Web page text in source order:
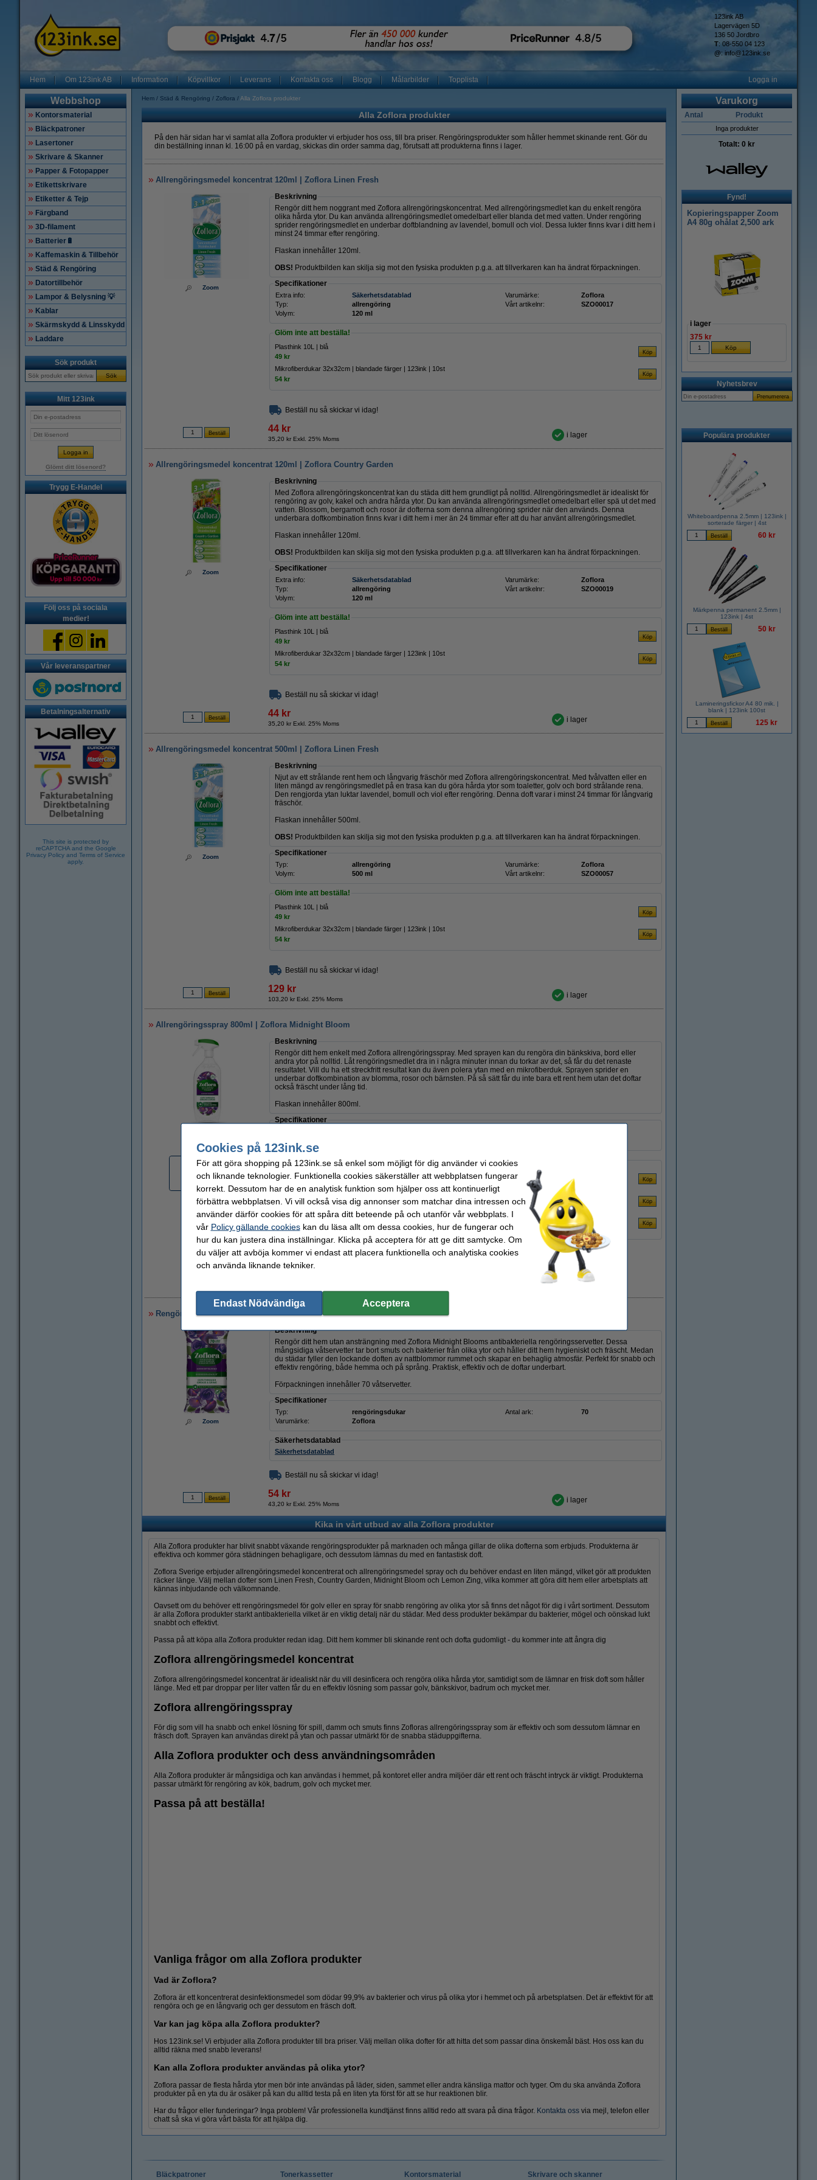
123ink AB
Lagervägen 5D
136 50 Jordbro
T: 08-550 04 123
@: info@123ink.se
Hem Om 123ink AB Information Köpvillkor Leverans Kontakta oss Blogg Målarbilder Topplista Logga in
Webbshop
Kontorsmaterial
Bläckpatroner
Lasertoner
Skrivare & Skanner
Papper & Fotopapper
Etikettskrivare
Etiketter & Tejp
Färgband
3D-filament
Batterier🔋
Kaffemaskin & Tillbehör
Städ & Rengöring
Datortillbehör
Lampor & Belysning 💡
Kablar
Skärmskydd & Linsskydd
Laddare
Sök produkt
Sök
Mitt 123ink
Glömt ditt lösenord?
Trygg E-Handel
Följ oss på sociala
medier!
Vår leveranspartner
Betalningsalternativ
This site is protected by
reCAPTCHA and the Google
Privacy Policy and Terms of Service
apply.
Hem Städ & Rengöring Zoflora Alla Zoflora produkter
Alla Zoflora produkter
På den här sidan har vi samlat alla Zoflora produkter vi erbjuder hos oss, till bra priser. Rengöringsprodukter som håller hemmet skinande rent. Gör du
din beställning innan kl. 16:00 på en vardag, skickas din order samma dag, förutsatt att produkterna finns i lager.
Allrengöringsmedel koncentrat 120ml | Zoflora Linen Fresh
Zoom
Beskrivning
Rengör ditt hem noggrant med Zoflora allrengöringskoncentrat. Med allrengöringsmedlet kan du enkelt rengöra
olika hårda ytor. Du kan använda allrengöringsmedlet omedelbart eller blanda det med vatten. Under rengöring
sprider rengöringsmedlet en underbar doftblandning av lavendel, bomull och viol. Dessa lukter finns kvar i ditt hem i
minst 24 timmar efter rengöring.
Flaskan innehåller 120ml.
OBS! Produktbilden kan skilja sig mot den fysiska produkten p.g.a. att tillverkaren kan ha ändrat förpackningen.
Specifikationer
Extra info: Säkerhetsdatablad Varumärke:
Zoflora
Typ:
allrengöring Vårt artikelnr:
SZO00017
Volym:
120 ml
Glöm inte att beställa!
Plasthink 10L | blå
49 kr
Mikrofiberdukar 32x32cm | blandade färger | 123ink | 10st
54 kr
Beställ nu så skickar vi idag!
44 kr
35,20 kr Exkl. 25% Moms i lager
Allrengöringsmedel koncentrat 120ml | Zoflora Country Garden
Zoom
Beskrivning
Med Zoflora allrengöringskoncentrat kan du städa ditt hem grundligt på nolltid. Allrengöringsmedlet är idealiskt för
rengöring av golv, kakel och andra hårda ytor. Du kan använda allrengöringsmedlet omedelbart eller spä ut det med
vatten. Blossom, bergamott och rosor är dofterna som denna allrengöring sprider när den används. Denna
underbara doftkombination finns kvar i ditt hem i mer än 24 timmar efter att du har använt allrengöringsmedlet.
Flaskan innehåller 120ml.
OBS! Produktbilden kan skilja sig mot den fysiska produkten p.g.a. att tillverkaren kan ha ändrat förpackningen.
Specifikationer
Extra info: Säkerhetsdatablad Varumärke:
Zoflora
Typ:
allrengöring Vårt artikelnr:
SZO00019
Volym:
120 ml
Glöm inte att beställa!
Plasthink 10L | blå
49 kr
Mikrofiberdukar 32x32cm | blandade färger | 123ink | 10st
54 kr
Beställ nu så skickar vi idag!
44 kr
35,20 kr Exkl. 25% Moms i lager
Allrengöringsmedel koncentrat 500ml | Zoflora Linen Fresh
Zoom
Beskrivning
Njut av ett strålande rent hem och långvarig fräschör med Zoflora allrengöringskoncentrat. Med tvålvatten eller en
liten mängd av rengöringsmedlet på en trasa kan du göra hårda ytor som toaletter, golv och bord strålande rena.
Den rengjorda ytan luktar lavendel, bomull och viol efter rengöring. Denna doft varar i minst 24 timmar för långvarig
fräschör.
Flaskan innehåller 500ml.
OBS! Produktbilden kan skilja sig mot den fysiska produkten p.g.a. att tillverkaren kan ha ändrat förpackningen.
Specifikationer
Typ: allrengöring Varumärke:
Zoflora
Volym:
500 ml Vårt artikelnr: SZO00057
Glöm inte att beställa!
Plasthink 10L | blå
49 kr
Mikrofiberdukar 32x32cm | blandade färger | 123ink | 10st
54 kr
Beställ nu så skickar vi idag!
129 kr
103,20 kr Exkl. 25% Moms i lager
Allrengöringsspray 800ml | Zoflora Midnight Bloom
Beskrivning
Rengör ditt hem enkelt med Zoflora allrengöringsspray. Med sprayen kan du rengöra din bänkskiva, bord eller
andra ytor på nolltid. Låt rengöringsmedlet dra in i några minuter innan du torkar av det, så får du det renaste
resultatet. Vill du ha ett streckfritt resultat kan du även polera ytan med en mikrofiberduk. Sprayen sprider en
underbar doftkombination av blomma, rosor och bärnsten. På så sätt får du inte bara ett rent hem utan det doftar
också fräscht under lång tid.
Flaskan innehåller 800ml.
Specifikationer
Glöm inte att beställa!
Mikrofiberdukar 32x32cm | blandade färger | 123ink | 10st
39 kr
Scrub Mommy svamp lila
42 kr
Beställ nu så skickar vi idag!
i lager
Rengöringsservetter 70st | Zoflora Midnight Blooms
Zoom
Beskrivning
Rengör ditt hem utan ansträngning med Zoflora Midnight Blooms antibakteriella rengöringsservetter. Dessa
mångsidiga våtservetter tar bort smuts och bakterier från olika ytor och håller ditt hem hygieniskt och fräscht. Medan
du städar fyller den lockande doften av nattblommor rummet och skapar en behaglig atmosfär. Perfekt för snabb och
effektiv rengöring, både hemma och på språng. Praktisk, effektiv och de doftar underbart.
Förpackningen innehåller 70 våtservetter.
Specifikationer
Typ: rengöringsdukar Antal ark:
70
Varumärke:
Zoflora
Säkerhetsdatablad
Säkerhetsdatablad
Beställ nu så skickar vi idag!
54 kr
43,20 kr Exkl. 25% Moms i lager
Kika in vårt utbud av alla Zoflora produkter
Alla Zoflora produkter har blivit snabbt växande rengöringsprodukter på marknaden och många gillar de olika dofterna som erbjuds. Produkterna är
effektiva och kommer göra städningen behagligare, och dessutom lämnas du med en fantastisk doft.
Zoflora Sverige erbjuder allrengöringsmedel koncentrerat och allrengöringsmedel spray och du behöver endast en liten mängd, vilket gör att produkten
räcker länge. Välj mellan dofter som Linen Fresh, Country Garden, Midnight Bloom och Lemon Zing, vilka kommer att göra ditt hem eller arbetsplats att
kännas inbjudande och välkomnande.
Oavsett om du behöver ett rengöringsmedel för golv eller en spray för snabb rengöring av olika ytor så finns det något för dig i vårt sortiment. Dessutom
är alla Zoflora produkter starkt antibakteriella vilket är en viktig detalj när du städar. Med dess produkter bekämpar du bakterier, mögel och oönskad lukt
snabbt och effektivt.
Passa på att köpa alla Zoflora produkter redan idag. Ditt hem kommer bli skinande rent och dofta gudomligt - du kommer inte att ångra dig
Zoflora allrengöringsmedel koncentrat
Zoflora allrengöringsmedel koncentrat är idealiskt när du vill desinficera och rengöra olika hårda ytor, samtidigt som de lämnar en frisk doft som håller
länge. Med ett par droppar per liter vatten får du en effektiv lösning som passar golv, bänkskivor, badrum och mycket mer.
Zoflora allrengöringsspray
För dig som vill ha snabb och enkel lösning för spill, damm och smuts finns Zofloras allrengöringsspray som är effektiv och som dessutom lämnar en
fräsch doft. Sprayen kan användas direkt på ytan och passar utmärkt för de snabba städuppgifterna.
Alla Zoflora produkter och dess användningsområden
Alla Zoflora produkter är mångsidiga och kan användas i hemmet, på kontoret eller andra miljöer där ett rent och fräscht intryck är viktigt. Produkterna
passar utmärkt för rengöring av kök, badrum, golv och mycket mer.
Passa på att beställa!
Toalettrengöring Yugou
Vanliga frågor om alla Zoflora produkter
Vad är Zoflora?
Zoflora är ett koncentrerat desinfektionsmedel som dödar 99,9% av bakterier och virus på olika ytor i hemmet och på arbetsplatsen. Det är effektivt för att
rengöra och ge en långvarig och ger dessutom en fräsch doft.
Var kan jag köpa alla Zoflora produkter?
Hos 123ink.se! Vi erbjuder alla Zoflora produkter till bra priser. Välj mellan olika dofter för att hitta det som passar dina önskemål bäst. Hos oss kan du
alltid räkna med snabb leverans!
Kan alla Zoflora produkter användas på olika ytor?
Zoflora passar de flesta hårda ytor men bör inte användas på läder, siden, sammet eller andra känsliga mattor och tyger. Om du ska använda Zoflora
produkter på en yta du är osäker på kan du alltid testa på en liten yta först för att se hur reaktionen blir.
Har du frågor eller funderingar? Inga problem! Vår professionella kundtjänst finns alltid redo att svara på dina frågor. Kontakta oss via mejl, telefon eller
chatt så ska vi göra vårt bästa för att hjälpa dig.
Varukorg
Antal Produkt
Inga produkter
Totalt: 0 kr
Fynd!
Kopieringspapper Zoom
A4 80g ohålat 2,500 ark
i lager
375 kr
Nyhetsbrev
Populära produkter
Whiteboardpenna 2.5mm | 123ink |
sorterade färger | 4st
60 kr
Märkpenna permanent 2.5mm |
123ink | 4st
50 kr
Lamineringsfickor A4 80 mik. |
blank | 123ink 100st
125 kr
Bläckpatroner Tonerkassetter Kontorsmaterial Skrivare och skanner
Cookies på 123ink.se
För att göra shopping på 123ink.se så enkel som möjligt för dig använder vi cookies
och liknande teknologier. Funktionella cookies säkerställer att webbplatsen fungerar
korrekt. Dessutom har de en analytisk funktion som hjälper oss att kontinuerligt
förbättra webbplatsen. Vi vill också visa dig annonser som matchar dina intressen och
använder därför cookies för att spåra ditt beteende på och utanför vår webbplats. I
vår Policy gällande cookieskan du läsa allt om dessa cookies, hur de fungerar och
hur du kan justera dina inställningar. Klicka på acceptera för att ge ditt samtycke. Om
du väljer att avböja kommer vi endast att placera funktionella och analytiska cookies
och använda liknande tekniker.
Endast Nödvändiga Acceptera